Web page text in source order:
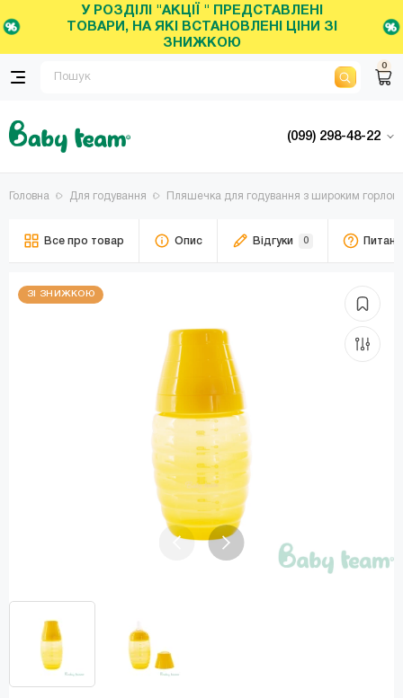
У РОЗДІЛІ "АКЦІЇ " ПРЕДСТАВЛЕНІ
ТОВАРИ, НА ЯКІ ВСТАНОВЛЕНІ ЦІНИ ЗІ
ЗНИЖКОЮ
0
(099) 298-48-22
Головна Для годування Пляшечка для годування з широким
Все про товар Опис Відгуки 0
ЗІ ЗНИЖКОЮ